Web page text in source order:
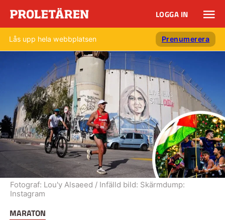
LOGGA IN
Lås upp hela webbplatsen Prenumerera
MARATON
Fotograf: Lou'y Alsaeed / Infälld bild: Skärmdump:
Instagram